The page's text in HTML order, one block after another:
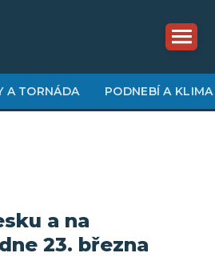
A TORNÁDA PODNEBÍ A KLIMA
a na
23. března